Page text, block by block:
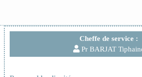
Cheffe de service :
Pr BARJAT